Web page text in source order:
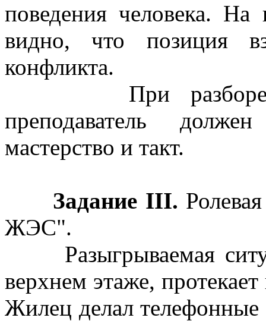
поведения человека. На
видно, что позиция
конфликта.
При разборе
преподаватель
мастерство и такт.
Задание III.
ЖЭС".
Разыгрываемая
верхнем этаже,
Жилец делал